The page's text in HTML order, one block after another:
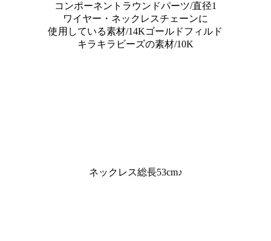
コンポーネントラウンドパーツ/直径1
ワイヤー・ネックレスチェーンに
使用している素材/14Kゴールドフィルド
キラキラビーズの素材/10K
ネックレス総長53cm♪